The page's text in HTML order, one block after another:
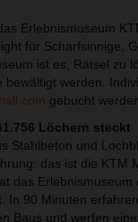
Erlebnismuseum
für Scharfsinnige,
ist es, Rätsel zu
bewältigt werden.
gebucht
Löchern steckt
Stahlbeton und
das ist die KTM
das
In 90 Minuten
Baus und werfen